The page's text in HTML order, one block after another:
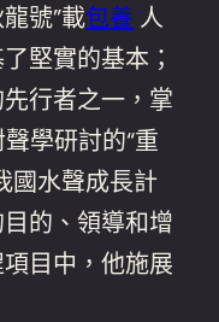
號”載包養 人
堅實的基本；
行者之一，掌
學研討的“重
國水聲成長計
的、領導和增
目中，他施展